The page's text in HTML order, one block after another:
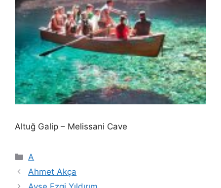
Altuğ Galip – Melissani Cave
Kategoriler
A
Ahmet Akça